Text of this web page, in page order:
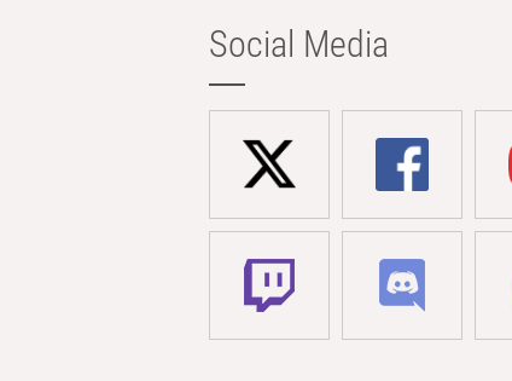
Social Media